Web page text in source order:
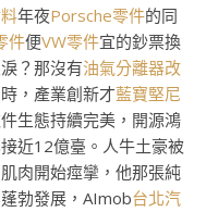
年夜Porsche零件的同
件便VW零件宜的鈔票換
？那沒有油氣分離器改
，產業創新才藍寶堅尼
生態持續完美，開源鴻
近12億臺。人牛土豪被
肉開始痙攣，他那張純
勃發展，AImob台北汽